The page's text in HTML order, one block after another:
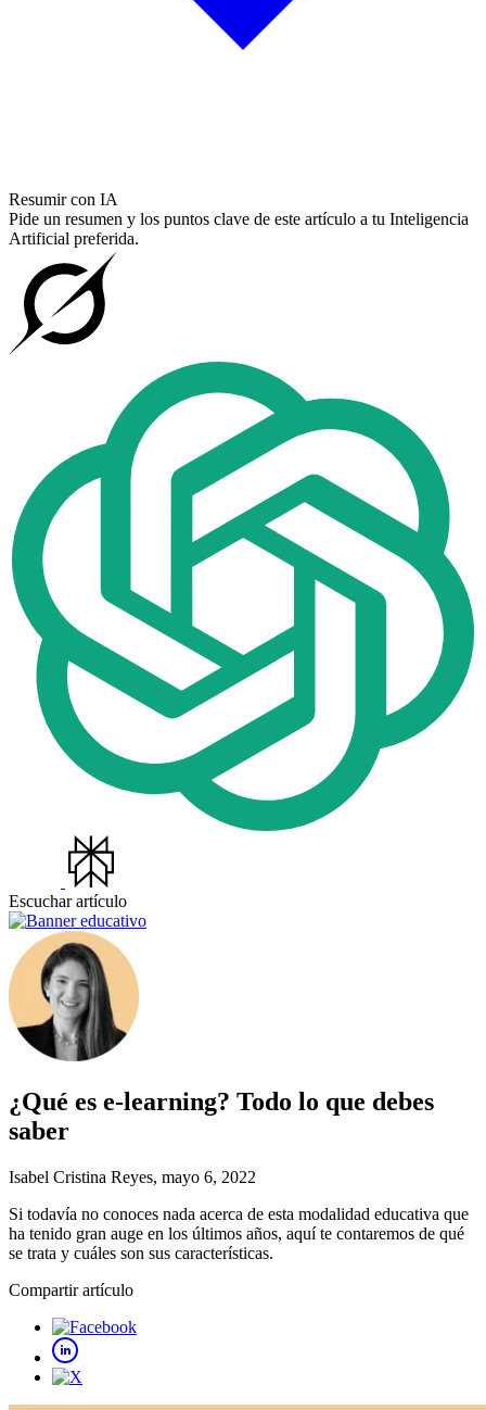
Resumir con IA
Pide un resumen y los puntos clave de este artículo a tu Inteligencia
Artificial preferida.
Escuchar artículo
¿Qué es e-learning? Todo lo que debes
saber
Isabel Cristina Reyes, mayo 6, 2022
Si todavía no conoces nada acerca de esta modalidad educativa que
ha tenido gran auge en los últimos años, aquí te contaremos de qué
se trata y cuáles son sus características.
Compartir artículo